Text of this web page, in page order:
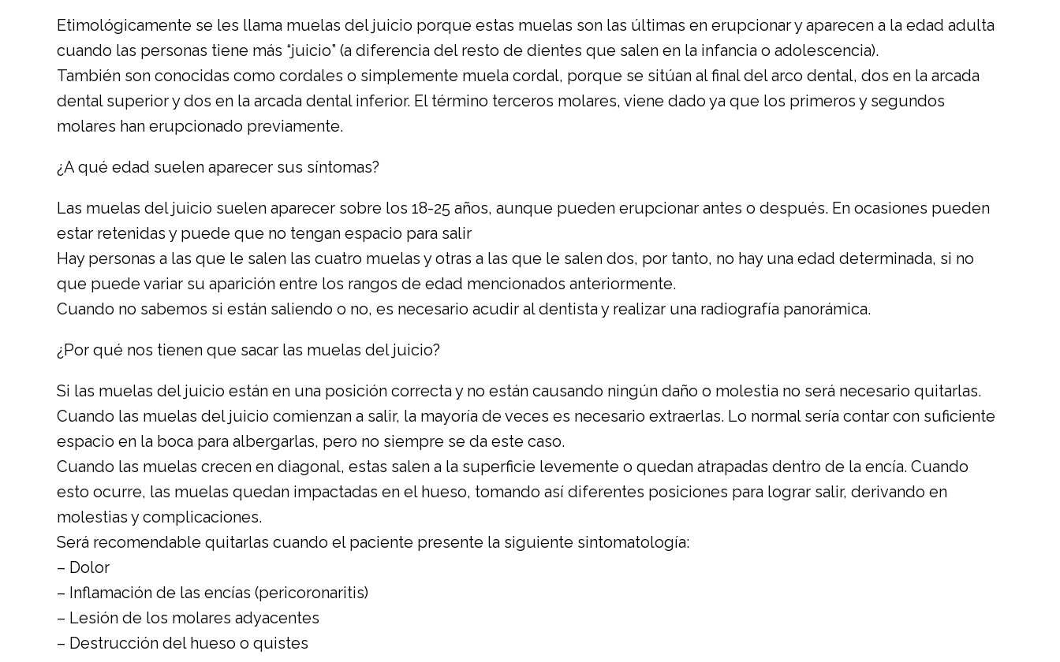
Etimológicamente se les llama muelas del juicio porque estas muelas son las últimas en erupcionar y aparecen a la edad adulta
cuando las personas tiene más “juicio” (a diferencia del resto de dientes que salen en la infancia o adolescencia).
También son conocidas como cordales o simplemente muela cordal, porque se sitúan al final del arco dental, dos en la arcada
dental superior y dos en la arcada dental inferior. El término terceros molares, viene dado ya que los primeros y segundos
molares han erupcionado previamente.
¿A qué edad suelen aparecer sus síntomas?
Las muelas del juicio suelen aparecer sobre los 18-25 años, aunque pueden erupcionar antes o después. En ocasiones pueden
estar retenidas y puede que no tengan espacio para salir
Hay personas a las que le salen las cuatro muelas y otras a las que le salen dos, por tanto, no hay una edad determinada, si no
que puede variar su aparición entre los rangos de edad mencionados anteriormente.
Cuando no sabemos si están saliendo o no, es necesario acudir al dentista y realizar una radiografía panorámica.
¿Por qué nos tienen que sacar las muelas del juicio?
Si las muelas del juicio están en una posición correcta y no están causando ningún daño o molestia no será necesario quitarlas.
Cuando las muelas del juicio comienzan a salir, la mayoría de veces es necesario extraerlas. Lo normal sería contar con suficiente
espacio en la boca para albergarlas, pero no siempre se da este caso.
Cuando las muelas crecen en diagonal, estas salen a la superficie levemente o quedan atrapadas dentro de la encía. Cuando
esto ocurre, las muelas quedan impactadas en el hueso, tomando así diferentes posiciones para lograr salir, derivando en
molestias y complicaciones.
Será recomendable quitarlas cuando el paciente presente la siguiente sintomatología:
– Dolor
– Inflamación de las encías (pericoronaritis)
– Lesión de los molares adyacentes
– Destrucción del hueso o quistes